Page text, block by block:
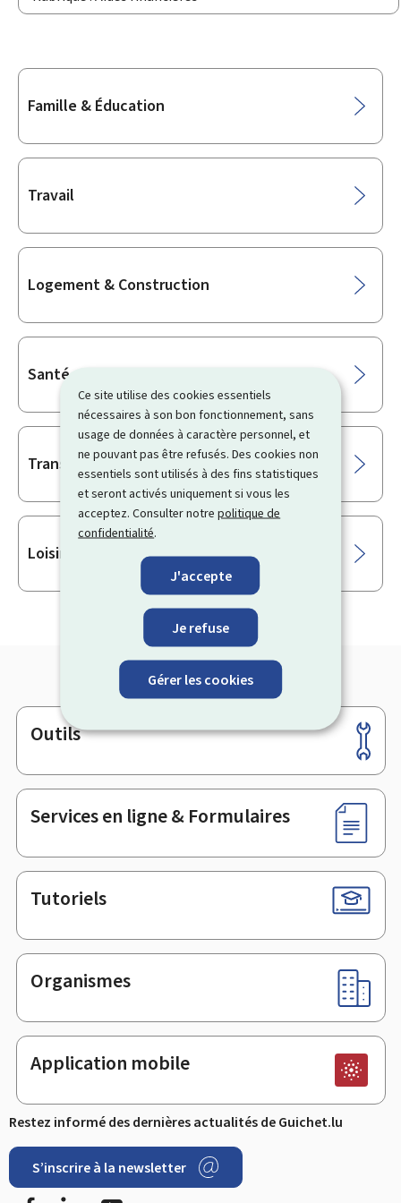
Ce site utilise des cookies essentiels
nécessaires à son bon fonctionnement, sans
usage de données à caractère personnel, et
ne pouvant pas être refusés. Des cookies non
essentiels sont utilisés à des fins statistiques
et seront activés uniquement si vous les
acceptez. Consulter notrepolitique de
confidentialité.
J'accepte
Je refuse
Gérer les cookies
Sous-
Famille & Éducation
Travail
Logement & Construction
Santé
Transport
Loisirs
Pied
de
page
Outils
Services en ligne & Formulaires
Tutoriels
Organismes
Application mobile
Restez informé des dernières actualités de Guichet.lu
S’inscrire à la newsletter
FacebookLinkedIn